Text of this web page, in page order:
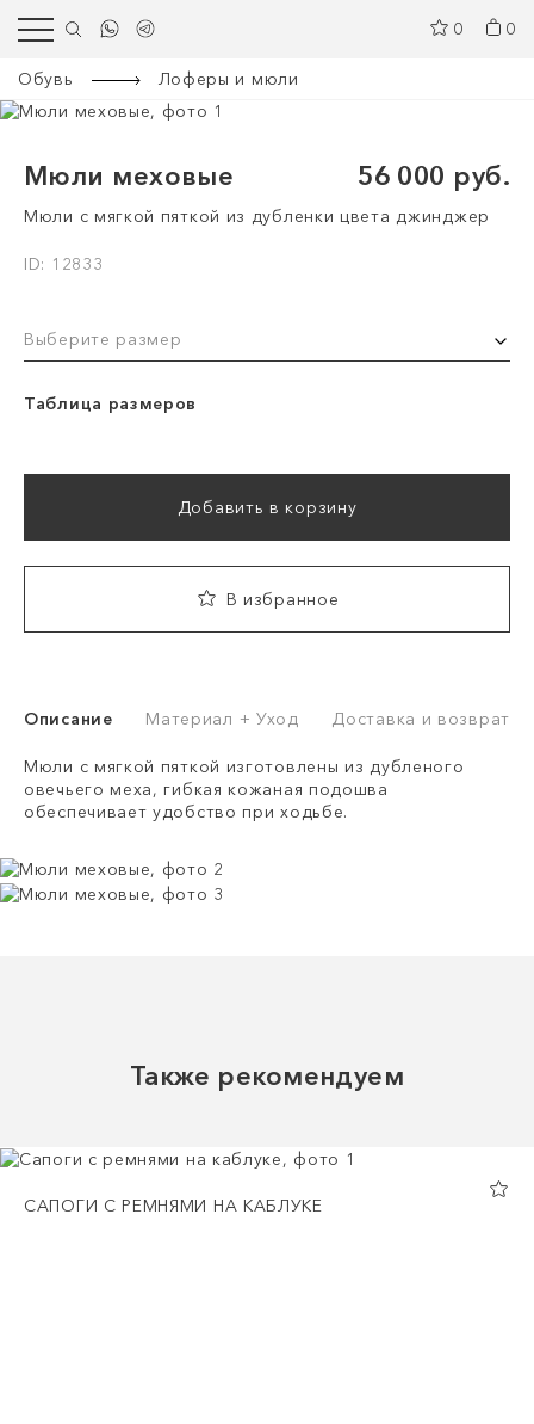
0 0
Обувь Лоферы и мюли
Мюли меховые 56 000 руб.
Мюли с мягкой пяткой из дубленки цвета джинджер
ID: 12833
Выберите размер
Таблица размеров
Добавить в корзину
В избранное
Описание Материал + Уход Доставка и возврат
Мюли с мягкой пяткой изготовлены из дубленого
овечьего меха, гибкая кожаная подошва
обеспечивает удобство при ходьбе.
Также рекомендуем
САПОГИ С РЕМНЯМИ НА КАБЛУКЕ